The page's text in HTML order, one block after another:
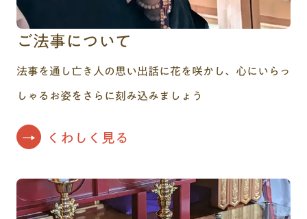
ご法事について
法事を通し亡き人の思い出話に花を咲かし、心にいらっ
しゃるお姿をさらに刻み込みましょう
くわしく見る